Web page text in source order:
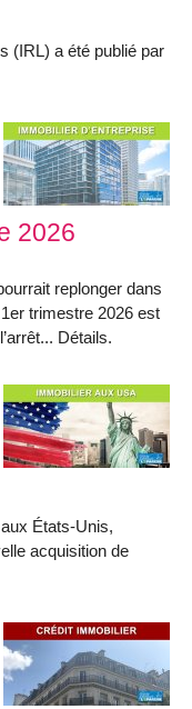
(IRL) a été publié par
2026
replonger dans
trimestre 2026 est
Détails.
États-Unis,
acquisition de